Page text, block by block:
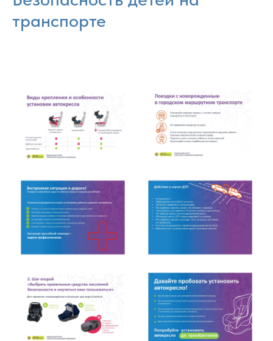
транспорте